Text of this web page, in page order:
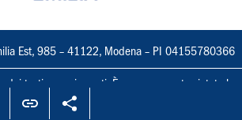
Est, 985 – 41122, Modena – PI 04155780366
testi sono riservati. È espressamente vietata la
mezzo e l'adattamento totale o parziale.